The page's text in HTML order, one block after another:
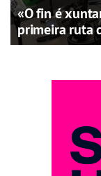
«O fin é
primeira ruta